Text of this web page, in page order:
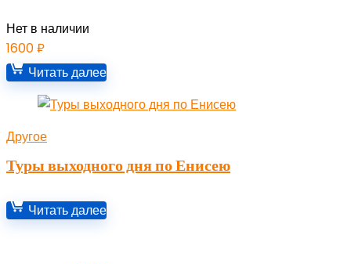
Нет в наличии
1600₽
Читать далее
Другое
Туры выходного дня по Енисею
Читать далее